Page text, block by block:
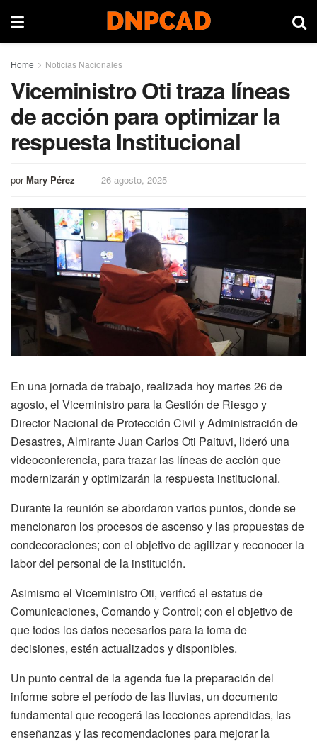
Home Noticias Nacionales
Viceministro Oti traza líneas
de acción para optimizar la
respuesta Institucional
por Mary Pérez 26 agosto, 2025
En una jornada de trabajo, realizada hoy martes 26 de
agosto, el Viceministro para la Gestión de Riesgo y
Director Nacional de Protección Civil y Administración de
Desastres, Almirante Juan Carlos Oti Paituvi, lideró una
videoconferencia, para trazar las líneas de acción que
modernizarán y optimizarán la respuesta institucional.
Durante la reunión se abordaron varios puntos, donde se
mencionaron los procesos de ascenso y las propuestas de
condecoraciones; con el objetivo de agilizar y reconocer la
labor del personal de la institución.
Asimismo el Viceministro Oti, verificó el estatus de
Comunicaciones, Comando y Control; con el objetivo de
que todos los datos necesarios para la toma de
decisiones, estén actualizados y disponibles.
Un punto central de la agenda fue la preparación del
informe sobre el período de las lluvias, un documento
fundamental que recogerá las lecciones aprendidas, las
enseñanzas y las recomendaciones para mejorar la